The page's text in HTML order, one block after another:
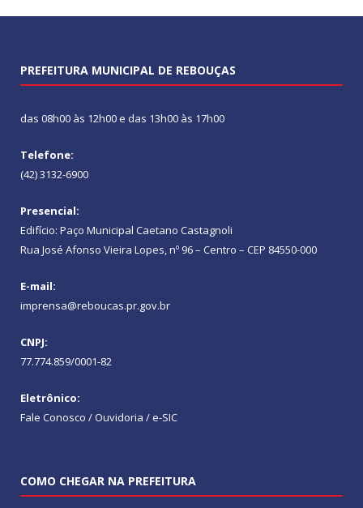
PREFEITURA MUNICIPAL DE REBOUÇAS
das 08h00 às 12h00 e das 13h00 às 17h00
Telefone:
(42) 3132-6900
Presencial:
Edifício: Paço Municipal Caetano Castagnoli
Rua José Afonso Vieira Lopes, nº 96 – Centro – CEP 84550-000
E-mail:
imprensa@reboucas.pr.gov.br
CNPJ:
77.774.859/0001-82
Eletrônico:
Fale Conosco / Ouvidoria / e-SIC
COMO CHEGAR NA PREFEITURA